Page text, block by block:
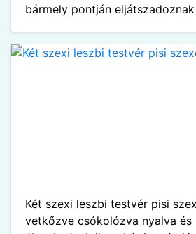
bármely pontján
Két szexi leszbi testvér pisi
vetkőzve csókolózva nyalva és